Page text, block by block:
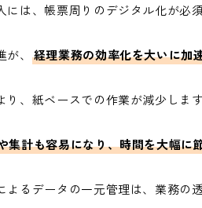
は、帳票周りのデジタル化が必須
、 経理業務の効率化を大いに加
り、紙ベースでの作業が減少しま
集計も容易になり、時間を大幅に
よるデータの一元管理は、業務の